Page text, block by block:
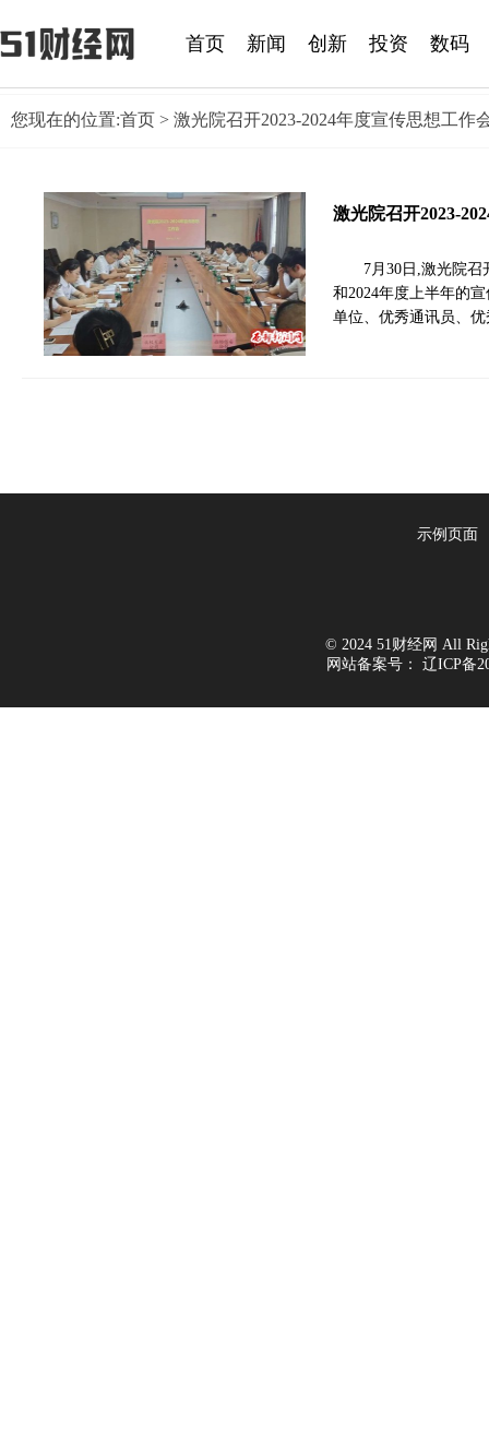
首页 新闻 创新 投资 数码
您现在的位置:首页 > 激光院召开2023-2024年度宣传思想工作
激光院召开2023-
7月30日,激光院召
和2024年度上半年的
单位、优秀通讯员、
示例页面
© 2024 51财经网 All
网站备案号：
辽ICP备